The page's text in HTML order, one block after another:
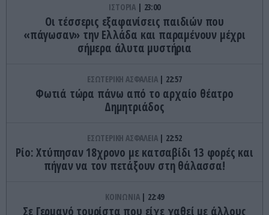
ΙΣΤΟΡΙΑ 23:00
Οι τέσσερις εξαφανίσεις παιδιών που
«πάγωσαν» την Ελλάδα και παραμένουν μέχρι
σήμερα άλυτα μυστήρια
ΕΣΩΤΕΡΙΚΗ ΑΣΦΑΛΕΙΑ 22:57
Φωτιά τώρα πάνω από το αρχαίο θέατρο
Δημητριάδος
ΕΣΩΤΕΡΙΚΗ ΑΣΦΑΛΕΙΑ 22:52
Ρίο: Χτύπησαν 18χρονο με κατσαβίδι 13 φορές και
πήγαν να τον πετάξουν στη θάλασσα!
ΚΟΙΝΩΝΙΑ 22:49
Σε Γερμανό τουρίστα που είχε χαθεί με άλλους